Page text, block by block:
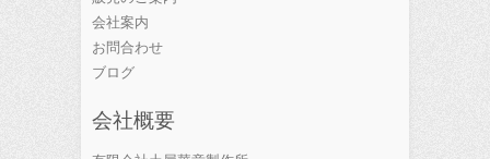
会社案内
お問合わせ
ブログ
会社概要